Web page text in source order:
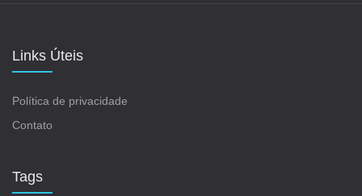
Links Úteis
Política de privacidade
Contato
Tags